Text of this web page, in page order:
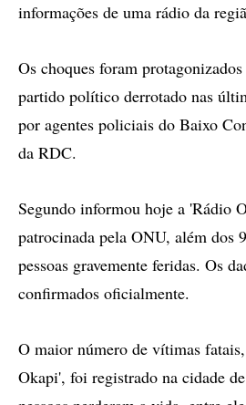
informações de uma rádio da
Os choques foram
partido político derrotado nas
por agentes policiais do Baixo
da RDC.
Segundo informou hoje a 'Rádio
patrocinada pela ONU, além dos
pessoas gravemente feridas. Os
confirmados oficialmente.
O maior número de vítimas
Okapi', foi registrado na cidade